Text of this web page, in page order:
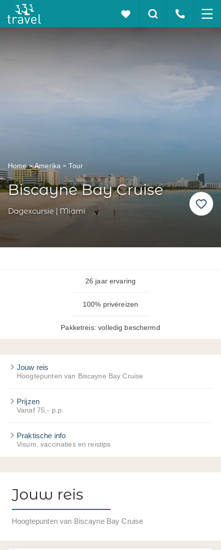
Home Amerika Tour
Biscayne Bay Cruise
Dagexcursie | Miami
26 jaar ervaring
100% privéreizen
Pakketreis: volledig beschermd
Jouw reis
Hoogtepunten van Biscayne Bay Cruise
Prijzen
Vanaf 75,- p.p.
Praktische info
Visum, vaccinaties en reistips
Jouw reis
Hoogtepunten van Biscayne Bay Cruise